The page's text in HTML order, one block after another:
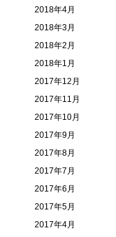
2018年4月
2018年3月
2018年2月
2018年1月
2017年12月
2017年11月
2017年10月
2017年9月
2017年8月
2017年7月
2017年6月
2017年5月
2017年4月